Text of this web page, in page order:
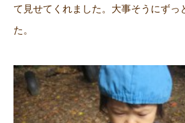
て見せてくれました。大事そうにずっ
た。